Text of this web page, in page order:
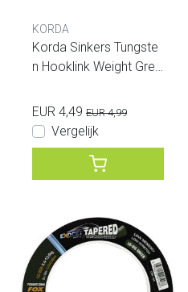
KORDA
Korda Sinkers Tungste
n Hooklink Weight Gree
EUR 4,49 EUR 4,99
Vergelijk